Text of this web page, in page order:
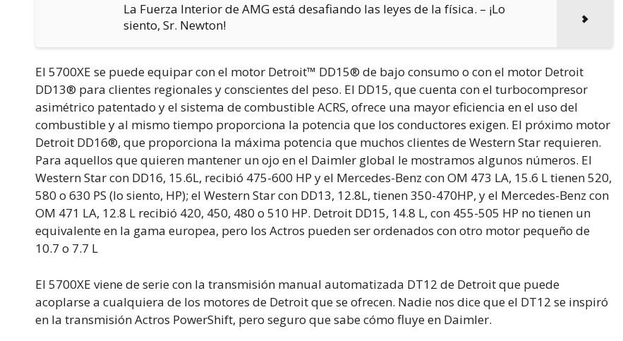
La Fuerza Interior de AMG está desafiando las leyes de la física. – ¡Lo
siento, Sr. Newton!
El 5700XE se puede equipar con el motor Detroit™ DD15® de bajo consumo o con el motor Detroit
DD13® para clientes regionales y conscientes del peso. El DD15, que cuenta con el turbocompresor
asimétrico patentado y el sistema de combustible ACRS, ofrece una mayor eficiencia en el uso del
combustible y al mismo tiempo proporciona la potencia que los conductores exigen. El próximo motor
Detroit DD16®, que proporciona la máxima potencia que muchos clientes de Western Star requieren.
Para aquellos que quieren mantener un ojo en el Daimler global le mostramos algunos números. El
Western Star con DD16, 15.6L, recibió 475-600 HP y el Mercedes-Benz con OM 473 LA, 15.6 L tienen 520,
580 o 630 PS (lo siento, HP); el Western Star con DD13, 12.8L, tienen 350-470HP, y el Mercedes-Benz con
OM 471 LA, 12.8 L recibió 420, 450, 480 o 510 HP. Detroit DD15, 14.8 L, con 455-505 HP no tienen un
equivalente en la gama europea, pero los Actros pueden ser ordenados con otro motor pequeño de
10.7 o 7.7 L
El 5700XE viene de serie con la transmisión manual automatizada DT12 de Detroit que puede
acoplarse a cualquiera de los motores de Detroit que se ofrecen. Nadie nos dice que el DT12 se inspiró
en la transmisión Actros PowerShift, pero seguro que sabe cómo fluye en Daimler.